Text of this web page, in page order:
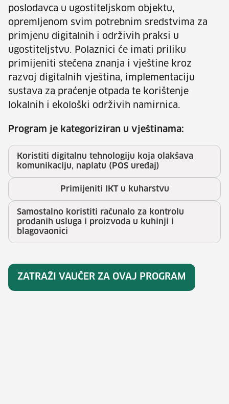
poslodavca u ugostiteljskom objektu,
opremljenom svim potrebnim sredstvima za
primjenu digitalnih i održivih praksi u
ugostiteljstvu. Polaznici će imati priliku
primijeniti stečena znanja i vještine kroz
razvoj digitalnih vještina, implementaciju
sustava za praćenje otpada te korištenje
lokalnih i ekološki održivih namirnica.
Program je kategoriziran u vještinama:
Koristiti digitalnu tehnologiju koja olakšava
komunikaciju, naplatu (POS uređaj)
Primijeniti IKT u kuharstvu
Samostalno koristiti računalo za kontrolu
prodanih usluga i proizvoda u kuhinji i
blagovaonici
ZATRAŽI VAUČER ZA OVAJ PROGRAM